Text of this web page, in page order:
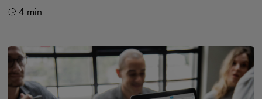
Vastuullisuus
Töissä Telialla
Medialle
4 min